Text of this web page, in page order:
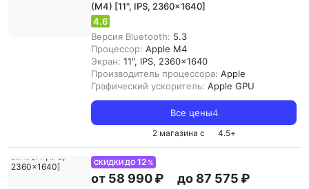
(M4) [11", IPS, 2360x1640]
4.6
Версия Bluetooth: 5.3
Процессор: Apple M4
Экран: 11", IPS, 2360x1640
Производитель процессора: Apple
Графический ускоритель: Apple GPU
Все цены4
2 магазина с 4.5+
СКИДКИ ДО12 %
от 58 990 ₽ до 87 575 ₽